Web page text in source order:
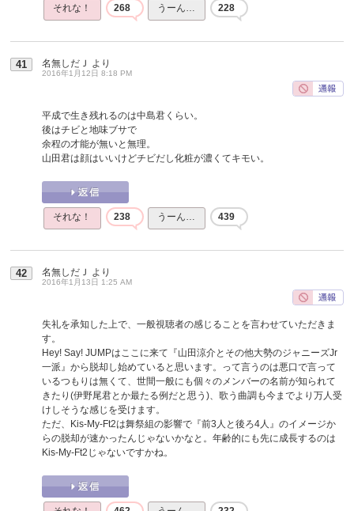
それな！ 268 うーん… 228
41 名無しだＪ より
2016年1月12日 8:18 PM
平成で生き残れるのは中島君くらい。
後はチビと地味ブサで
余程の才能が無いと無理。
山田君は顔はいいけどチビだし化粧が濃くてキモい。
それな！ 238 うーん… 439
42 名無しだＪ より
2016年1月13日 1:25 AM
失礼を承知した上で、一般視聴者の感じることを言わせていただきま
す。
Hey! Say! JUMPはここに来て『山田涼介とその他大勢のジャニーズJr
一派』から脱却し始めていると思います。って言うのは悪口で言って
いるつもりは無くて、世間一般にも個々のメンバーの名前が知られて
きたり(伊野尾君とか最たる例だと思う)、歌う曲調も今までより万人受
けしそうな感じを受けます。
ただ、Kis-My-Ft2は舞祭組の影響で『前3人と後ろ4人』のイメージか
らの脱却が速かったんじゃないかなと。年齢的にも先に成長するのは
Kis-My-Ft2じゃないですかね。